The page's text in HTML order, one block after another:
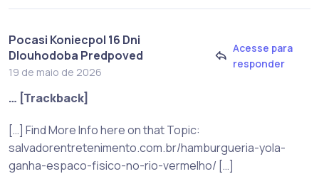
Pocasi Koniecpol 16 Dni
Dlouhodoba Predpoved
19 de maio de 2026
Acesse para
responder
… [Trackback]
[…] Find More Info here on that Topic:
salvadorentretenimento.com.br/hamburgueria-yola-
ganha-espaco-fisico-no-rio-vermelho/ […]